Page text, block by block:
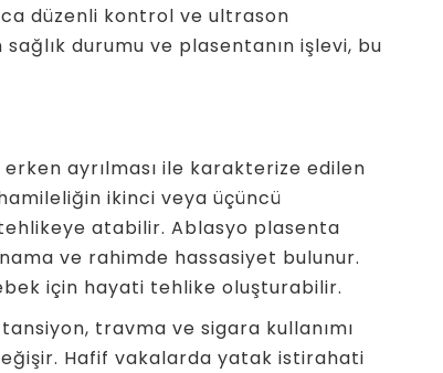
düzenli kontrol ve ultrason
durumu ve plasentanın işlevi, bu
ayrılması ile karakterize edilen
ikinci veya üçüncü
atabilir. Ablasyo plasenta
ve rahimde hassasiyet bulunur.
için hayati tehlike oluşturabilir.
travma ve sigara kullanımı
Hafif vakalarda yatak istirahati